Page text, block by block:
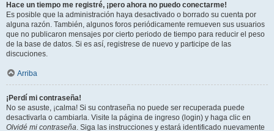
Hace un tiempo me registré, ¡pero ahora no puedo conectarme!
Es posible que la administración haya desactivado o borrado su cuenta por
alguna razón. También, algunos foros periódicamente remueven sus usuarios
que no publicaron mensajes por cierto periodo de tiempo para reducir el peso
de la base de datos. Si es así, registrese de nuevo y participe de las
discuciones.
Arriba
¡Perdí mi contraseña!
No se asuste, ¡calma! Si su contraseña no puede ser recuperada puede
desactivarla o cambiarla. Visite la página de ingreso (login) y haga clic en
Olvidé mi contraseña. Siga las instrucciones y estará identificado nuevamente